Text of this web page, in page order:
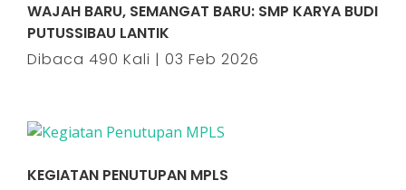
WAJAH BARU, SEMANGAT BARU: SMP KARYA BUDI
PUTUSSIBAU LANTIK
Dibaca 490 Kali | 03 Feb 2026
KEGIATAN PENUTUPAN MPLS